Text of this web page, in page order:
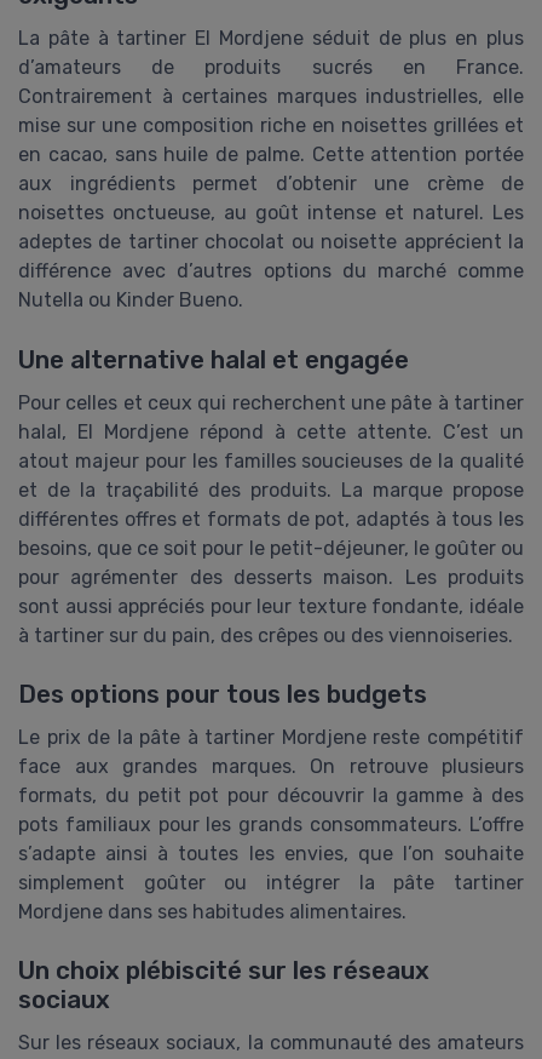
La pâte à tartiner El Mordjene séduit de plus en plus
d’amateurs de produits sucrés en France.
Contrairement à certaines marques industrielles, elle
mise sur une composition riche en noisettes grillées et
en cacao, sans huile de palme. Cette attention portée
aux ingrédients permet d’obtenir une crème de
noisettes onctueuse, au goût intense et naturel. Les
adeptes de tartiner chocolat ou noisette apprécient la
différence avec d’autres options du marché comme
Nutella ou Kinder Bueno.
Une alternative halal et engagée
Pour celles et ceux qui recherchent une pâte à tartiner
halal, El Mordjene répond à cette attente. C’est un
atout majeur pour les familles soucieuses de la qualité
et de la traçabilité des produits. La marque propose
différentes offres et formats de pot, adaptés à tous les
besoins, que ce soit pour le petit-déjeuner, le goûter ou
pour agrémenter des desserts maison. Les produits
sont aussi appréciés pour leur texture fondante, idéale
à tartiner sur du pain, des crêpes ou des viennoiseries.
Des options pour tous les budgets
Le prix de la pâte à tartiner Mordjene reste compétitif
face aux grandes marques. On retrouve plusieurs
formats, du petit pot pour découvrir la gamme à des
pots familiaux pour les grands consommateurs. L’offre
s’adapte ainsi à toutes les envies, que l’on souhaite
simplement goûter ou intégrer la pâte tartiner
Mordjene dans ses habitudes alimentaires.
Un choix plébiscité sur les réseaux
sociaux
Sur les réseaux sociaux, la communauté des amateurs